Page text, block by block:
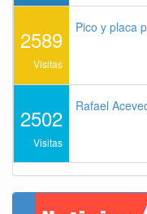
2589
Visitas
Pico y placa
2502
Visitas
Rafael